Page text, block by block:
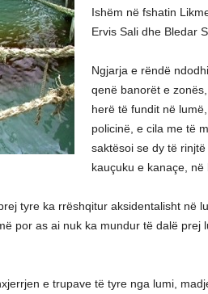
Ishëm në fshatin
Ervis Sali dhe Bledar
Ngjarja e rëndë
qenë banorët e
herë të fundit në
policinë, e cila me të
saktësoi se dy të
kauçuku e kanaçe, në
tyre ka rrëshqitur aksidentalisht në
por as ai nuk ka mundur të dalë prej
e trupave të tyre nga lumi,